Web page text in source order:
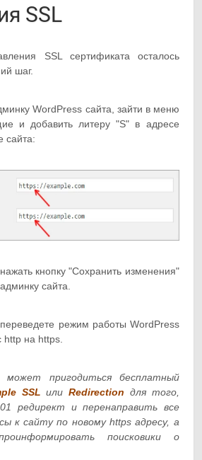
SSL
SSL сертификата осталось
шаг.
WordPress сайта, зайти в меню
и добавить литеру "S" в адресе
сайта:
кнопку "Сохранить изменения"
сайта.
режим работы WordPress
http на https.
пригодиться бесплатный
SSL илиRedirection для того,
редирект и перенаправить все
к сайту по новому https адресу, а
поисковики о